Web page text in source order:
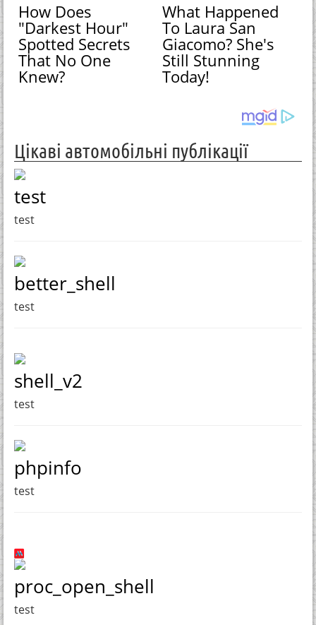
How Does
"Darkest Hour"
Spotted Secrets
That No One
Knew?
What Happened
To Laura San
Giacomo? She's
Still Stunning
Today!
Цікаві автомобільні публікації
test
test
better_shell
test
shell_v2
test
phpinfo
test
proc_open_shell
test